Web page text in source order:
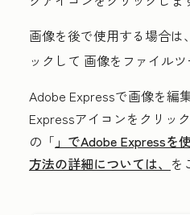
画像を後で使用する場合は、
ックして 画像をファイルツ
Adobe Expressで画像を編
Expressアイコンをクリッ
の「 」でAdobe Expressを
方法の詳細については、 を